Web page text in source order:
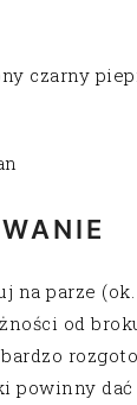
czarny
na parze (ok.
od
powinny dać